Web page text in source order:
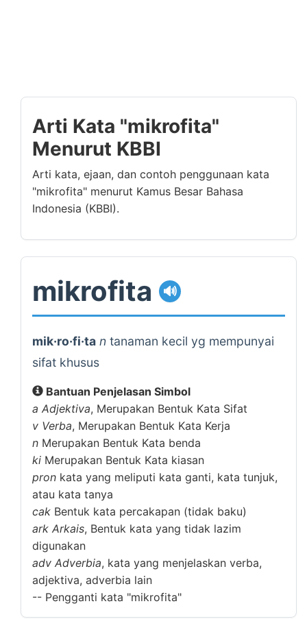
Arti Kata "mikrofita"
Menurut KBBI
Arti kata, ejaan, dan contoh penggunaan kata
"mikrofita" menurut Kamus Besar Bahasa
Indonesia (KBBI).
mikrofita 🔊
mik·ro·fi·ta n tanaman kecil yg mempunyai
sifat khusus
Bantuan Penjelasan Simbol
a Adjektiva, Merupakan Bentuk Kata Sifat
v Verba, Merupakan Bentuk Kata Kerja
n Merupakan Bentuk Kata benda
ki Merupakan Bentuk Kata kiasan
pron kata yang meliputi kata ganti, kata tunjuk,
atau kata tanya
cak Bentuk kata percakapan (tidak baku)
ark Arkais, Bentuk kata yang tidak lazim
digunakan
adv Adverbia, kata yang menjelaskan verba,
adjektiva, adverbia lain
-- Pengganti kata "mikrofita"